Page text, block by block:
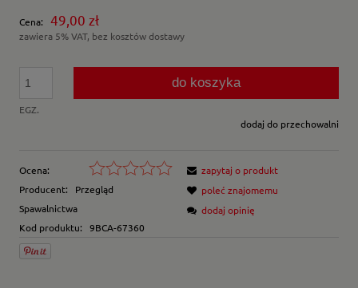
Cena: 49,00 zł
zawiera 5% VAT, bez kosztów dostawy
EGZ.
do koszyka
dodaj do przechowalni
Ocena:
Producent:
Przegląd
Spawalnictwa
Kod produktu:
9BCA-67360
zapytaj o produkt
poleć znajomemu
dodaj opinię